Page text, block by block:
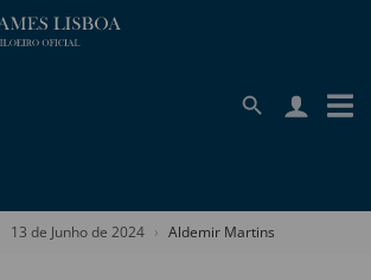
13 de Junho de 2024 Aldemir Martins